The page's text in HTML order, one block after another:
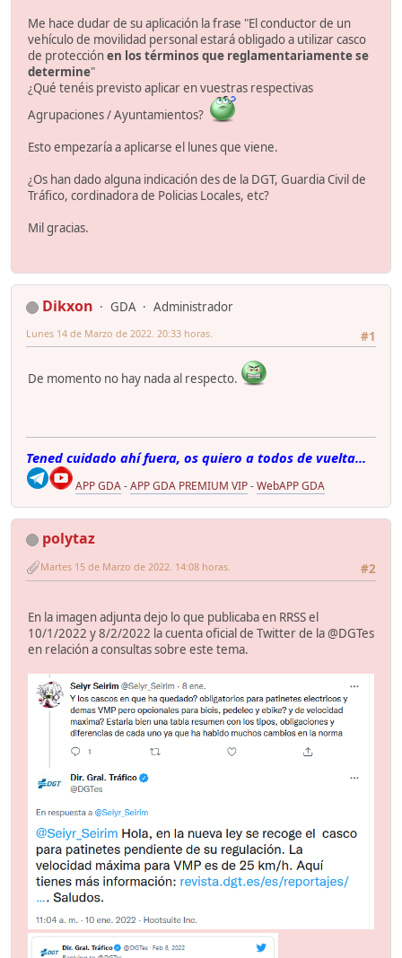
Me hace dudar de su aplicación la frase "El conductor de un
vehículo de movilidad personal estará obligado a utilizar casco
de protecciónen los términos que reglamentariamente se
determine"
¿Qué tenéis previsto aplicar en vuestras respectivas
Agrupaciones / Ayuntamientos?
Esto empezaría a aplicarse el lunes que viene.
¿Os han dado alguna indicación des de la DGT, Guardia Civil de
Tráfico, cordinadora de Policias Locales, etc?
Mil gracias.
Dikxon GDA
Administrador
#1
Lunes 14 de Marzo de 2022. 20:33 horas.
De momento no hay nada al respecto.
Tened cuidado ahí fuera, os quiero a todos de vuelta...
APP GDA-APP GDA PREMIUM VIP-WebAPP GDA
polytaz
#2
Martes 15 de Marzo de 2022. 14:08 horas.
En la imagen adjunta dejo lo que publicaba en RRSS el
10/1/2022 y 8/2/2022 la cuenta oficial de Twitter de la @DGTes
en relación a consultas sobre este tema.